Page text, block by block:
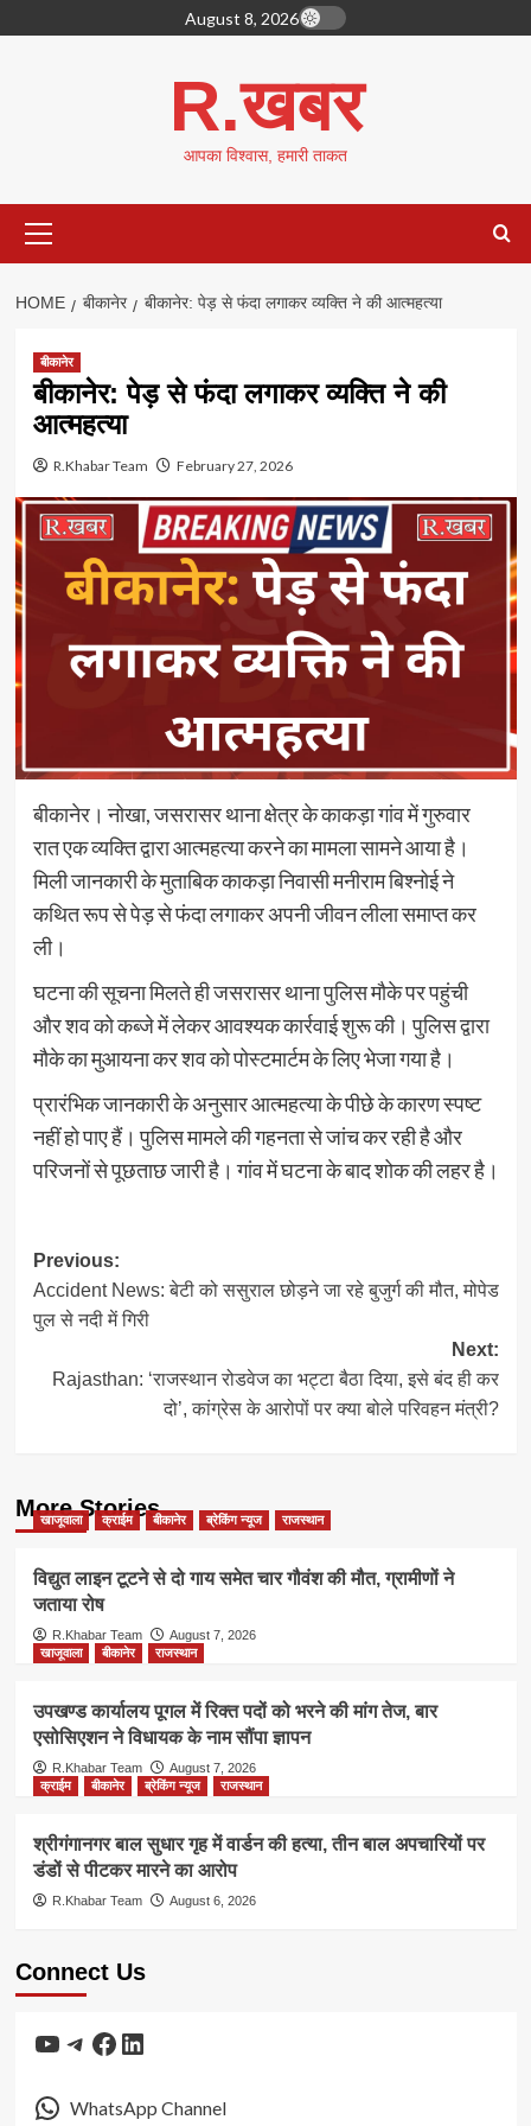
to
August 8, 2026
R.खबर
आपका विश्वास, हमारी ताकत
Menu
HOME बीकानेर बीकानेर: पेड़ से फंदा लगाकर व्यक्ति ने की आत्महत्या
बीकानेर
बीकानेर: पेड़ से फंदा लगाकर व्यक्ति ने की
आत्महत्या
R.Khabar Team February 27, 2026
बीकानेर। नोखा, जसरासर थाना क्षेत्र के काकड़ा गांव में गुरुवार
रात एक व्यक्ति द्वारा आत्महत्या करने का मामला सामने आया है।
मिली जानकारी के मुताबिक काकड़ा निवासी मनीराम बिश्नोई ने
कथित रूप से पेड़ से फंदा लगाकर अपनी जीवन लीला समाप्त कर
ली।
घटना की सूचना मिलते ही जसरासर थाना पुलिस मौके पर पहुंची
और शव को कब्जे में लेकर आवश्यक कार्रवाई शुरू की। पुलिस द्वारा
मौके का मुआयना कर शव को पोस्टमार्टम के लिए भेजा गया है।
प्रारंभिक जानकारी के अनुसार आत्महत्या के पीछे के कारण स्पष्ट
नहीं हो पाए हैं। पुलिस मामले की गहनता से जांच कर रही है और
परिजनों से पूछताछ जारी है। गांव में घटना के बाद शोक की लहर है।
Post
navigation
Previous:
Accident News: बेटी को ससुराल छोड़ने जा रहे बुजुर्ग की मौत, मोपेड
पुल से नदी में गिरी
Next:
Rajasthan: ‘राजस्थान रोडवेज का भट्टा बैठा दिया, इसे बंद ही कर
दो’, कांग्रेस के आरोपों पर क्या बोले परिवहन मंत्री?
More Stories
खाजूवाला क्राईम बीकानेर ब्रेकिंग न्यूज राजस्थान
विद्युत लाइन टूटने से दो गाय समेत चार गौवंश की मौत, ग्रामीणों ने
जताया रोष
R.Khabar Team
August 7, 2026
खाजूवाला
बीकानेर राजस्थान
उपखण्ड कार्यालय पूगल में रिक्त पदों को भरने की मांग तेज, बार
एसोसिएशन ने विधायक के नाम सौंपा ज्ञापन
R.Khabar Team
August 7, 2026
क्राईम
बीकानेर ब्रेकिंग न्यूज राजस्थान
श्रीगंगानगर बाल सुधार गृह में वार्डन की हत्या, तीन बाल अपचारियों पर
डंडों से पीटकर मारने का आरोप
R.Khabar Team August 6, 2026
Connect Us
YouTube
Telegram
Facebook
LinkedIn
WhatsApp Channel